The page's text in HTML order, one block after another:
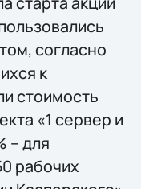
согласно
к
стоимость
«1 сервер и
– для
рабочих